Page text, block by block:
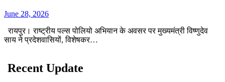
June 28, 2026
रायपुर। राष्ट्रीय पल्स पोलियो अभियान के अवसर पर मुख्यमंत्री विष्णुदेव
साय ने प्रदेशवासियों, विशेषकर…
Recent Update